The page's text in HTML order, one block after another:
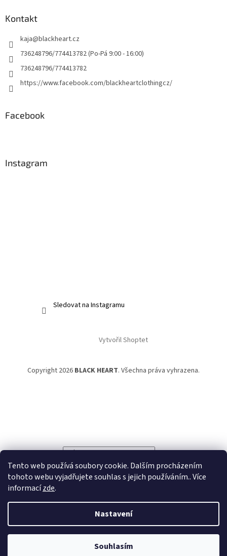
Tento web používá soubory cookie. Dalším procházením
tohoto webu vyjadřujete souhlas s jejich používáním.. Více
informacízde.
Nastavení
Souhlasím
Kontakt
kaja@blackheart.cz
736248796/774413782 (Po-Pá 9:00 - 16:00)
736248796/774413782
https://www.facebook.com/blackheartclothingcz/
Facebook
Instagram
Sledovat na Instagramu
Vytvořil Shoptet
Copyright 2026 BLACK HEART. Všechna práva vyhrazena.
Powered by Translate